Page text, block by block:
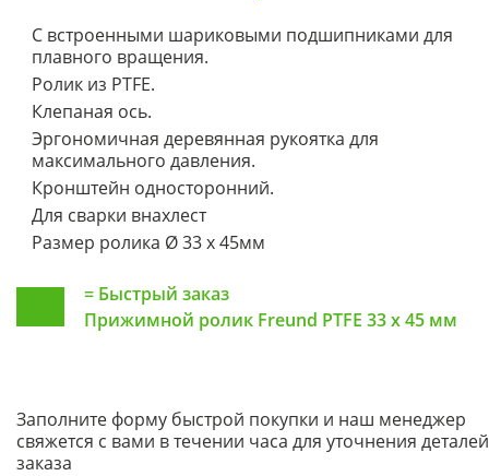
С встроенными шариковыми подшипниками для
плавного вращения.
Ролик из PTFE.
Клепаная ось.
Эргономичная деревянная рукоятка для
максимального давления.
Кронштейн односторонний.
Для сварки внахлест
Размер ролика Ø 33 х 45мм
= Быстрый заказ
Прижимной ролик Freund PTFE 33 x 45 мм
Заполните форму быстрой покупки и наш менеджер
свяжется с вами в течении часа для уточнения деталей
заказа